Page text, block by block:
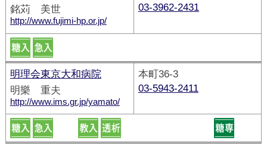
銘苅 美世
http://www.fujimi-hp.or.jp/
03-3962-2431
明理会東京大和病院
明樂 重夫
http://www.ims.gr.jp/yamato/
本町36-3
03-5943-2411